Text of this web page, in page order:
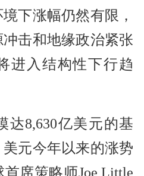
下涨幅仍然有限，
击和地缘政治紧张
进入结构性下行趋
达8,630亿美元的基
元今年以来的涨势
席策略师Joe Little